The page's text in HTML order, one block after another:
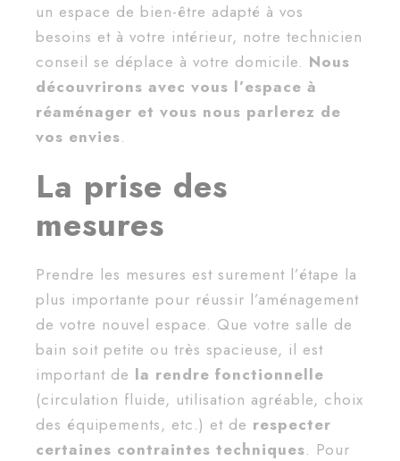
un espace de bien-être adapté à vos
besoins et à votre intérieur, notre technicien
conseil se déplace à votre domicile. Nous
découvrirons avec vous l’espace à
réaménager et vous nous parlerez de
vos envies.
La prise des
mesures
Prendre les mesures est surement l’étape la
plus importante pour réussir l’aménagement
de votre nouvel espace. Que votre salle de
bain soit petite ou très spacieuse, il est
important de la rendre fonctionnelle
(circulation fluide, utilisation agréable, choix
des équipements, etc.) et de respecter
certaines contraintes techniques. Pour